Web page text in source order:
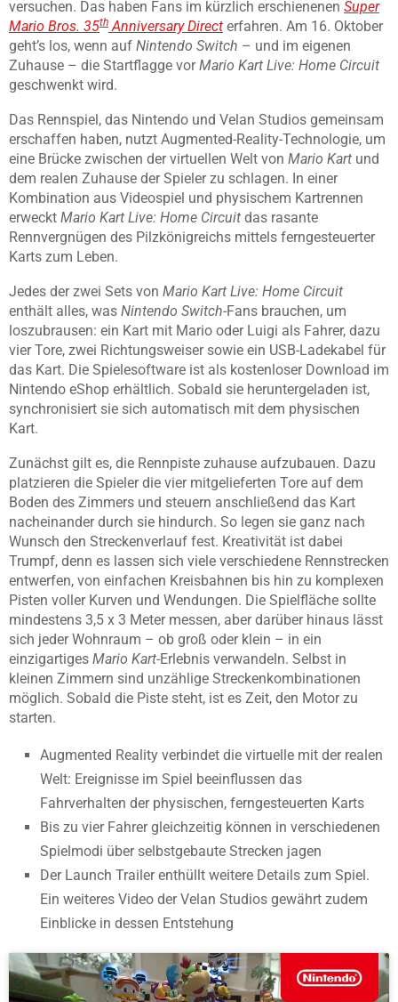
versuchen. Das haben Fans im kürzlich erschienenen Super
Mario Bros. 35th Anniversary Direct erfahren. Am 16. Oktober
geht’s los, wenn auf Nintendo Switch – und im eigenen
Zuhause – die Startflagge vorMario Kart Live: Home Circuit
geschwenkt wird.
Das Rennspiel, das Nintendo und Velan Studios gemeinsam
erschaffen haben, nutzt Augmented-Reality-Technologie, um
eine Brücke zwischen der virtuellen Welt von Mario Kart und
dem realen Zuhause der Spieler zu schlagen. In einer
Kombination aus Videospiel und physischem Kartrennen
erweckt Mario Kart Live: Home Circuit das rasante
Rennvergnügen des Pilzkönigreichs mittels ferngesteuerter
Karts zum Leben.
Jedes der zwei Sets von Mario Kart Live: Home Circuit
enthält alles, was Nintendo Switch-Fans brauchen, um
loszubrausen: ein Kart mit Mario oder Luigi als Fahrer, dazu
vier Tore, zwei Richtungsweiser sowie ein USB-Ladekabel für
das Kart. Die Spielesoftware ist als kostenloser Download im
Nintendo eShop erhältlich. Sobald sie heruntergeladen ist,
synchronisiert sie sich automatisch mit dem physischen
Kart.
Zunächst gilt es, die Rennpiste zuhause aufzubauen. Dazu
platzieren die Spieler die vier mitgelieferten Tore auf dem
Boden des Zimmers und steuern anschließend das Kart
nacheinander durch sie hindurch. So legen sie ganz nach
Wunsch den Streckenverlauf fest. Kreativität ist dabei
Trumpf, denn es lassen sich viele verschiedene Rennstrecken
entwerfen, von einfachen Kreisbahnen bis hin zu komplexen
Pisten voller Kurven und Wendungen. Die Spielfläche sollte
mindestens 3,5 x 3 Meter messen, aber darüber hinaus lässt
sich jeder Wohnraum – ob groß oder klein – in ein
einzigartiges Mario Kart-Erlebnis verwandeln. Selbst in
kleinen Zimmern sind unzählige Streckenkombinationen
möglich. Sobald die Piste steht, ist es Zeit, den Motor zu
starten.
Augmented Reality verbindet die virtuelle mit der realen
Welt: Ereignisse im Spiel beeinflussen das
Fahrverhalten der physischen, ferngesteuerten Karts
Bis zu vier Fahrer gleichzeitig können in verschiedenen
Spielmodi über selbstgebaute Strecken jagen
Der Launch Trailer enthüllt weitere Details zum Spiel.
Ein weiteres Video der Velan Studios gewährt zudem
Einblicke in dessen Entstehung